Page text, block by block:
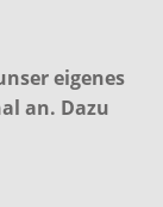
eigenes
an. Dazu